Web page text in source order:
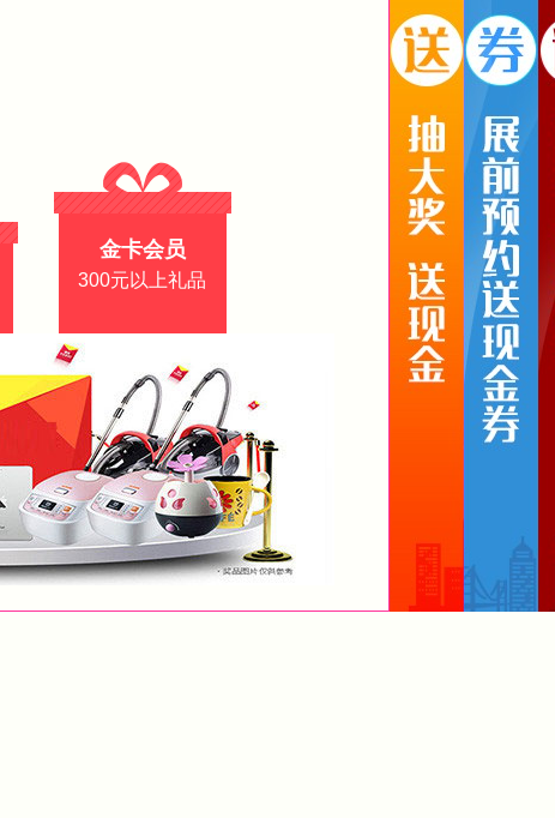
金卡会员
300元以上礼品